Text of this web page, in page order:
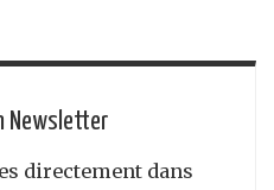
Newsletter
directement dans